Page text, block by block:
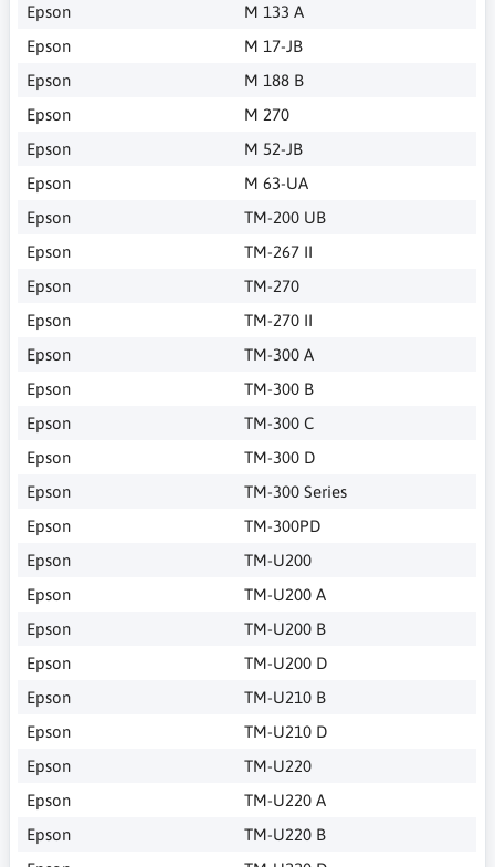
Epson
M 133 A
Epson
M 17-JB
Epson
M 188 B
Epson
M 270
Epson
M 52-JB
Epson
M 63-UA
Epson
TM-200 UB
Epson
TM-267 II
Epson
TM-270
Epson
TM-270 II
Epson
TM-300 A
Epson
TM-300 B
Epson
TM-300 C
Epson
TM-300 D
Epson
TM-300 Series
Epson
TM-300PD
Epson
TM-U200
Epson
TM-U200 A
Epson
TM-U200 B
Epson
TM-U200 D
Epson
TM-U210 B
Epson
TM-U210 D
Epson
TM-U220
Epson
TM-U220 A
Epson
TM-U220 B